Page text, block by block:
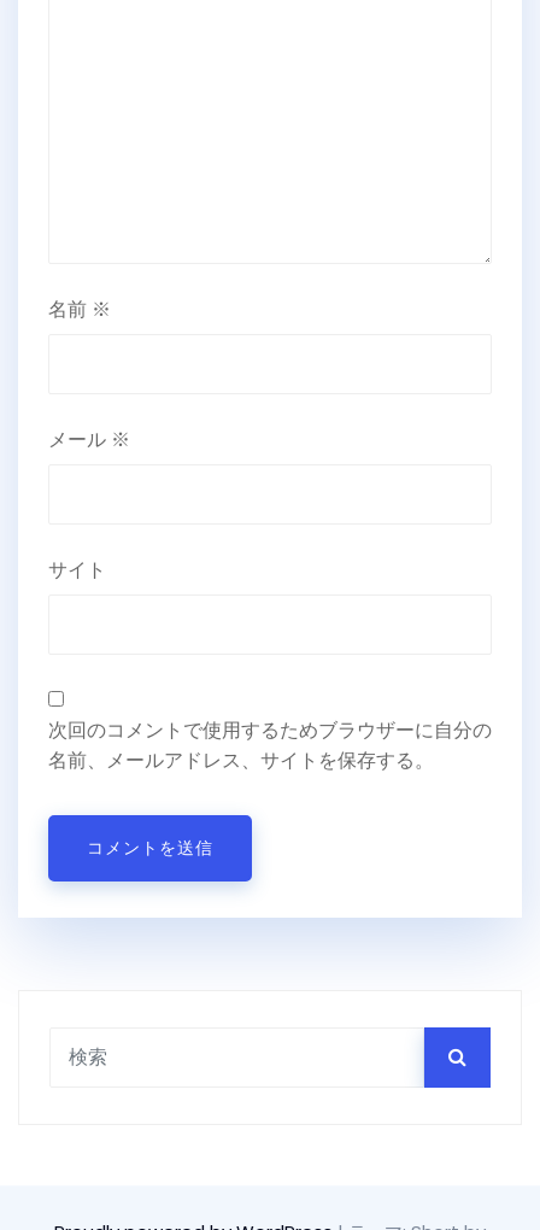
名前 ※
メール ※
サイト
次回のコメントで使用するためブラウザーに自分の
名前、メールアドレス、サイトを保存する。